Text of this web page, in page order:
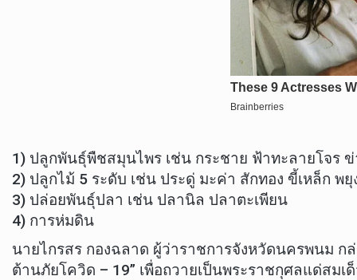
1) ปลูกพันธุ์พืชสมุนไพร เช่น กระชาย ฟ้าทะลายโจร
2) ปลูกไม้ 5 ระดับ เช่น ประดู่ มะค่า สักทอง ขี้เหล็ก พ
3) ปล่อยพันธุ์ปลา เช่น ปลานิล ปลาตะเพียน
4) การห่มดิน
นายไกรสร กองฉลาด ผู้ว่าราชการจังหวัดนครพนม ก
ต้านภัยโควิด – 19” เพื่อถวายเป็นพระราชกุศลแด่สม